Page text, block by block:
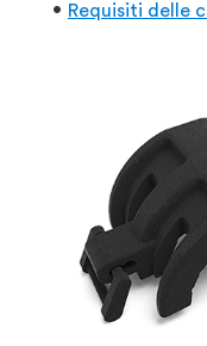
Requisiti delle